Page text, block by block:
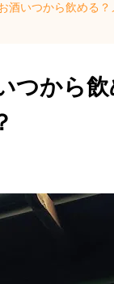
酒いつから飲める
つから